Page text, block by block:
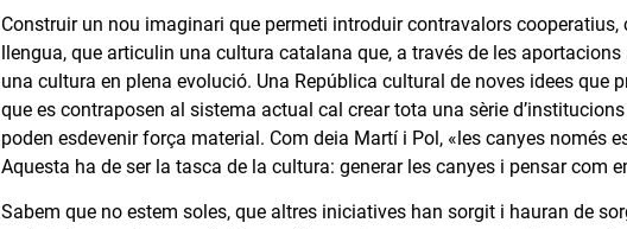
Construir un nou imaginari que permeti introduir contravalors
llengua, que articulin una cultura catalana que, a través de les aportacions
una cultura en plena evolució. Una República cultural de noves idees que
que es contraposen al sistema actual cal crear tota una sèrie
poden esdevenir força material. Com deia Martí i Pol, «les canyes només
Aquesta ha de ser la tasca de la cultura: generar les canyes i pensar com
Sabem que no estem soles, que altres iniciatives han sorgit i hauran de